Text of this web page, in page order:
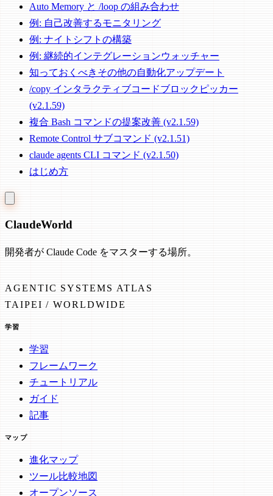
Auto Memory と /loop の組み合わせ
例: 自己改善するモニタリング
例: ナイトシフトの構築
例: 継続的インテグレーションウォッチャー
知っておくべきその他の自動化アップデート
/copy インタラクティブコードブロックピッカー
(v2.1.59)
複合 Bash コマンドの提案改善 (v2.1.59)
Remote Control サブコマンド (v2.1.51)
claude agents CLI コマンド (v2.1.50)
はじめ方
ClaudeWorld
開発者が Claude Code をマスターする場所。
AGENTIC SYSTEMS ATLAS
TAIPEI / WORLDWIDE
学習
学習
フレームワーク
チュートリアル
ガイド
記事
マップ
進化マップ
ツール比較地図
オープンソース